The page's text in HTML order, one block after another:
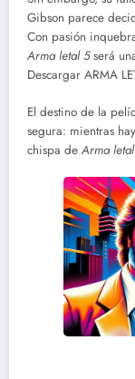
Gibson parece
Con pasión
Arma letal 5será
Descargar ARMA
El destino de la
segura: mientras
chispa de Arma letal